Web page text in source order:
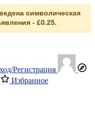
символическая
- £0.25.
Регистрация
Избранное